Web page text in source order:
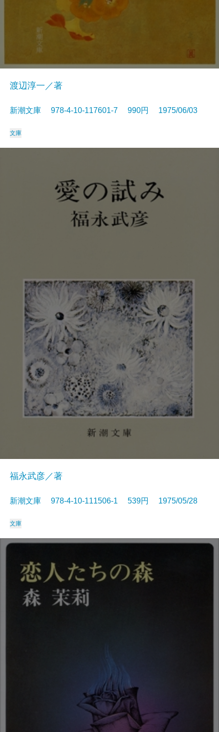
渡辺淳一／著
新潮文庫 978-4-10-117601-7 990円 1975/06/03
文庫
福永武彦／著
新潮文庫 978-4-10-111506-1 539円 1975/05/28
文庫